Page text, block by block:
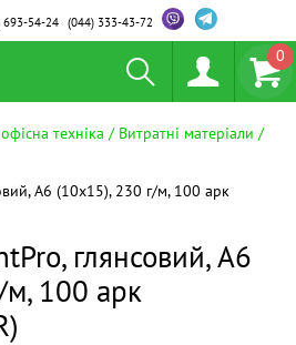
693-54-24 (044)333-43-72
0
техніка
Витратні матеріали
A6 (10x15), 230 г/м, 100 арк
глянсовий, A6
100 арк